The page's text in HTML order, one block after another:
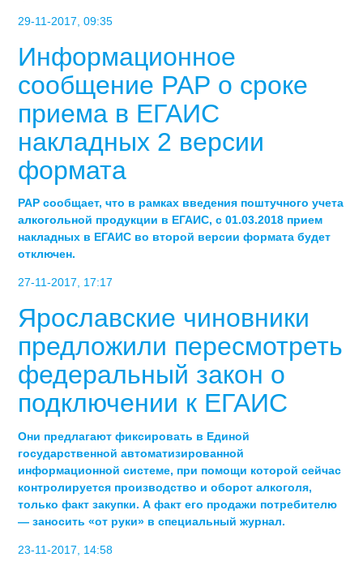
29-11-2017, 09:35
Информационное
сообщение РАР о сроке
приема в ЕГАИС
накладных 2 версии
формата
РАР сообщает, что в рамках введения поштучного учета
алкогольной продукции в ЕГАИС, с 01.03.2018 прием
накладных в ЕГАИС во второй версии формата будет
отключен.​
27-11-2017, 17:17
Ярославские чиновники
предложили пересмотреть
федеральный закон о
подключении к ЕГАИС
Они предлагают фиксировать в Единой
государственной автоматизированной
информационной системе, при помощи которой сейчас
контролируется производство и оборот алкоголя,
только факт закупки. А факт его продажи потребителю
— заносить «от руки» в специальный журнал.
23-11-2017, 14:58